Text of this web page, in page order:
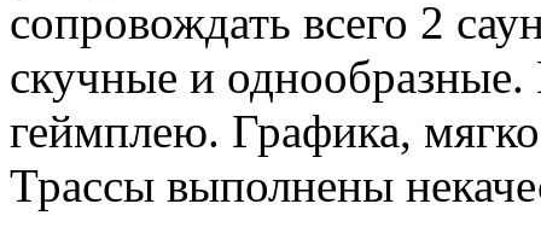
сопровождать всего 2
скучные и
геймплею. Графика,
Трассы выполнены